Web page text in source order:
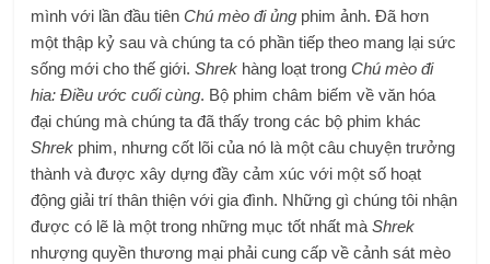
mình với lần đầu tiênChú mèo đi ủng phim ảnh. Đã hơn
một thập kỷ sau và chúng ta có phần tiếp theo mang lại sức
sống mới cho thế giới.Shrek hàng loạt trongChú mèo đi
hia: Điều ước cuối cùng. Bộ phim châm biếm về văn hóa
đại chúng mà chúng ta đã thấy trong các bộ phim khác
Shrek phim, nhưng cốt lõi của nó là một câu chuyện trưởng
thành và được xây dựng đầy cảm xúc với một số hoạt
động giải trí thân thiện với gia đình. Những gì chúng tôi nhận
được có lẽ là một trong những mục tốt nhất màShrek
nhượng quyền thương mại phải cung cấp về cảnh sát mèo